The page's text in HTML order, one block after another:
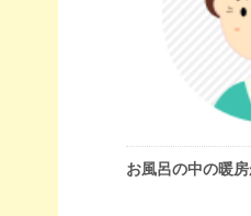
お風呂の中の暖